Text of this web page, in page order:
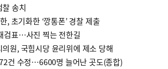
송치
, 초기화한 ‘깡통폰’ 경찰 제출
검표…사진 찍는 전한길
원, 국힘시당 윤리위에 제소 당해
건 수정…6600명 늘어난 곳도(종합)